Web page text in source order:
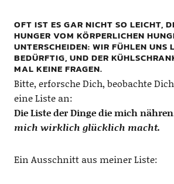
OFT IST ES GAR NICHT SO LEICHT,
HUNGER VOM KÖRPERLICHEN
UNTERSCHEIDEN: WIR FÜHLEN UNS
BEDÜRFTIG, UND DER
MAL KEINE FRAGEN.
Bitte, erforsche Dich, beobachte
eine Liste an:
Die Liste der Dinge die mich
mich wirklich glücklich macht.
Ein Ausschnitt aus meiner Liste: